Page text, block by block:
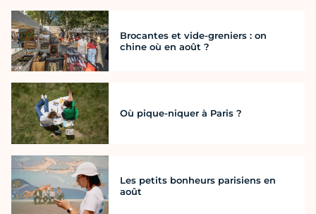
Brocantes et vide-greniers : on
chine où en août ?
Où pique-niquer à Paris ?
Les petits bonheurs parisiens en
août